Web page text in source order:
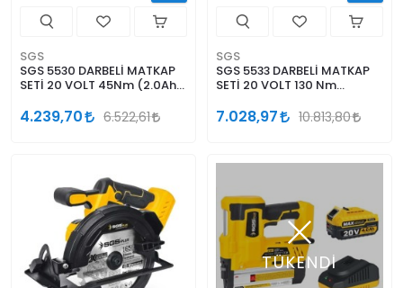
SGS
SGS 5530 DARBELİ MATKAP
SETİ 20 VOLT 45Nm (2.0Ah)
4.239,70 6.522,61
SGS
SGS 5533 DARBELİ MATKAP
SETİ 20 VOLT 130 Nm
MOTOR)
7.028,97 10.813,80
TÜKENDİ